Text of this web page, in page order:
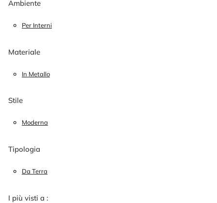
Ambiente
Per Interni
Materiale
In Metallo
Stile
Moderna
Tipologia
Da Terra
I più visti a :